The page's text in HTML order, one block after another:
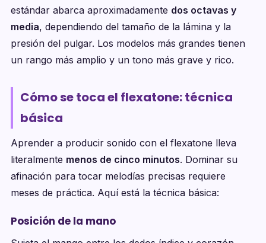
estándar abarca aproximadamente dos octavas y
media, dependiendo del tamaño de la lámina y la
presión del pulgar. Los modelos más grandes tienen
un rango más amplio y un tono más grave y rico.
Cómo se toca el flexatone: técnica
básica
Aprender a producir sonido con el flexatone lleva
literalmente menos de cinco minutos. Dominar su
afinación para tocar melodías precisas requiere
meses de práctica. Aquí está la técnica básica:
Posición de la mano